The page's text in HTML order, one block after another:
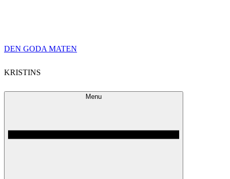
Skip
content
DEN GODA MATEN
KRISTINS
Menu